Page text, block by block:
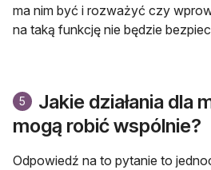
ma nim być i rozważyć czy
na taką funkcję nie będzie
5
Jakie działania dla
mogą robić wspólnie?
Odpowiedź na to pytanie to